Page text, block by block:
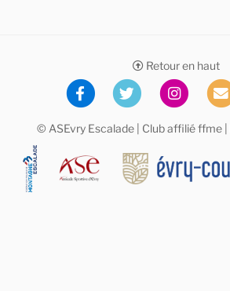
Retour en haut
© ASEvry Escalade | Club affiliéffme